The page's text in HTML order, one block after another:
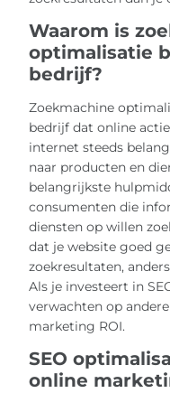
Waarom is
optimalisatie
bedrijf?
Zoekmachine
bedrijf dat online
internet steeds
naar producten en
belangrijkste
consumenten die
diensten op willen
dat je website goed
zoekresultaten,
Als je investeert in
verwachten op
marketing ROI.
SEO
online